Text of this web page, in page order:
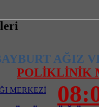
AĞIZ
POLİKLİNİK